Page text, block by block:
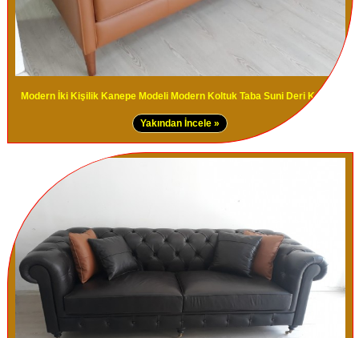
Modern İki Kişilik Kanepe Modeli Modern Koltuk Taba Suni Deri Kanepe
Yakından İncele »